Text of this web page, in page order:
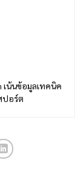
เน้นข้อมูลเทคนิค
ปอร์ต